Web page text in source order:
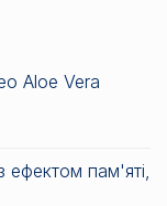
Aloe Vera
ефектом пам'яті,